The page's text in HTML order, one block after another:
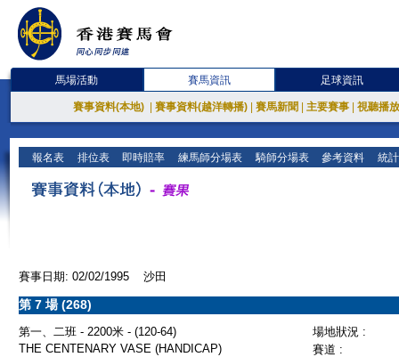
馬場活動 賽馬資訊 足球資訊
賽事資料(本地) 賽事資料(越洋轉播) 賽馬新聞 主要賽事 視聽播
報名表 排位表 即時賠率 練馬師分場表 騎師分場表 參考資料 統
賽事日期: 02/02/1995 沙田
第 7 場 (268)
第一、二班 - 2200米 - (120-64)
場地狀況 :
THE CENTENARY VASE (HANDICAP)
賽道 :